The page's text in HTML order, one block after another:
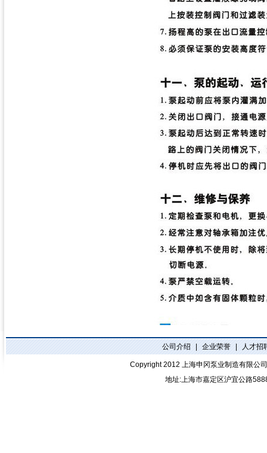
公司介绍 企业荣誉 人才招
Copyright 2012 上海申冈泵业制造有限公司
地址:上海市嘉定区沪宜公路